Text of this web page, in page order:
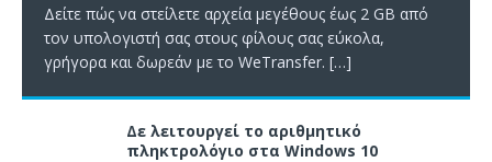
Δείτε πώς να στείλετε αρχεία μεγέθους έως 2 GB από
τον υπολογιστή σας στους φίλους σας εύκολα,
γρήγορα και δωρεάν με το WeTransfer. […]
Δε λειτουργεί το αριθμητικό
πληκτρολόγιο στα Windows 10